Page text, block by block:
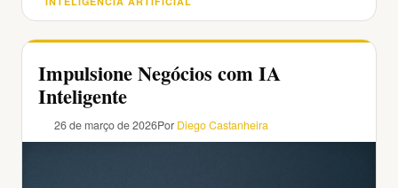
Categorias
Impulsione Negócios com IA
Inteligente
26 de março de 2026Por Diego Castanheira